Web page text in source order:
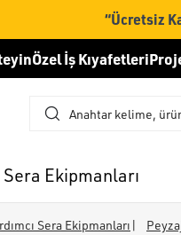
“Ücretsiz
Özel İş Kıyafetleri
Sera Ekipmanları
Sera Ekipmanları |